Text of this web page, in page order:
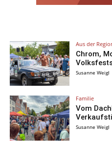
Aus der
Chrom,
Susanne Weigl
Familie
Vom
Susanne Weigl